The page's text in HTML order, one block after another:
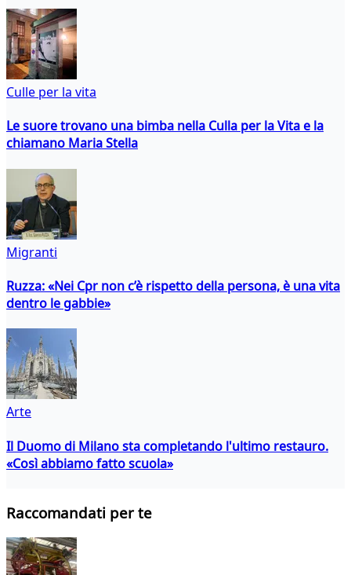
Culle per la vita
Le suore trovano una bimba nella Culla per la Vita e la
chiamano Maria Stella
Migranti
Ruzza: «Nei Cpr non c’è rispetto della persona, è una vita
dentro le gabbie»
Arte
Il Duomo di Milano sta completando l'ultimo restauro.
«Così abbiamo fatto scuola»
Raccomandati per te